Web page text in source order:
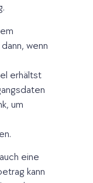
wenn
erhältst
um
eine
kann